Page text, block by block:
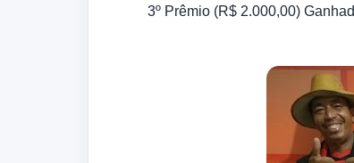
3º Prêmio (R$ 2.000,00)